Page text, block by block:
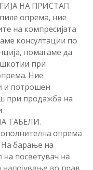
НА ПРИСТАП.
опрема, ние
на компресијата
консултации по
помагаме да
при
Ние
и потрошен
при продажба на
ТАБЕЛИ.
опрема
На барање на
посветувач на